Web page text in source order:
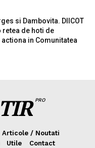
si Dambovita. DIICOT
retea de hoti de
in Comunitatea
PRO
Articole / Noutati
Utile Contact